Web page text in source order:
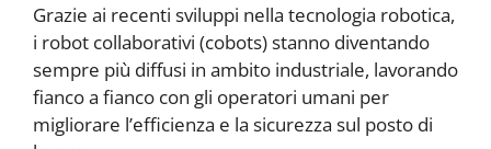
Grazie ai recenti sviluppi nella tecnologia robotica,
i robot collaborativi (cobots) stanno diventando
sempre più diffusi in ambito industriale, lavorando
fianco a fianco con gli operatori umani per
migliorare l’efficienza e la sicurezza sul posto di